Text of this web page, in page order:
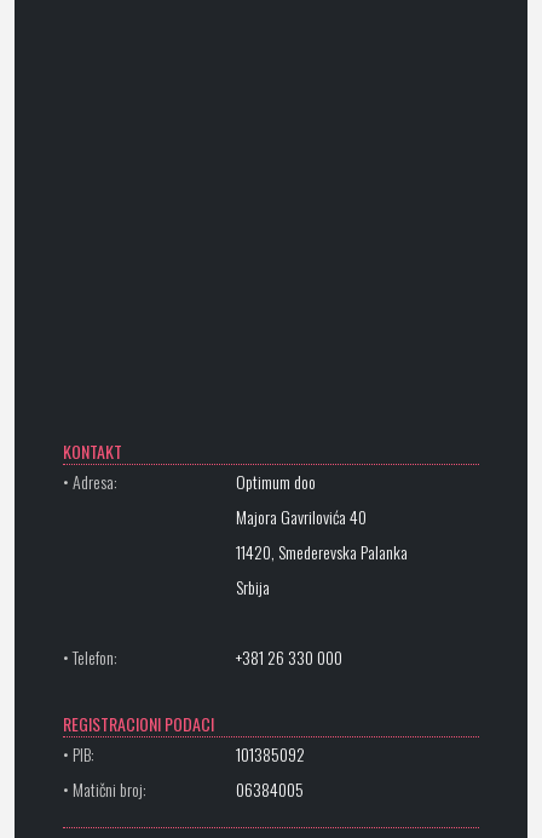
KONTAKT
• Adresa:
Optimum doo
Majora Gavrilovića 40
11420, Smederevska Palanka
Srbija
• Telefon: +381 26 330 000
REGISTRACIONI PODACI
• PIB:
101385092
• Matični broj:
06384005